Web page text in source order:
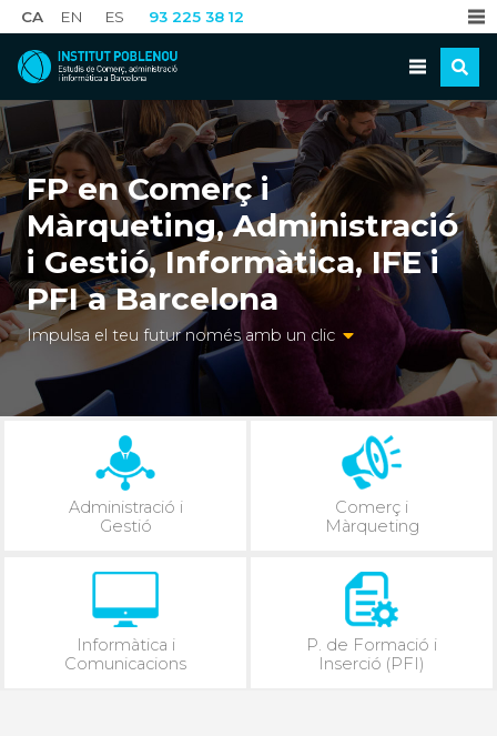
CA EN ES 93 225 38 12
FP en Comerç i
Màrqueting, Administració
i Gestió, Informàtica, IFE i
PFI a Barcelona
Impulsa el teu futur només amb un clic
Administració i
Gestió
Comerç i
Màrqueting
Informàtica i
Comunicacions
P. de Formació i
Inserció (PFI)